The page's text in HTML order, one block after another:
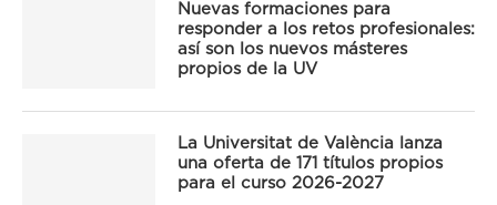
Nuevas formaciones para
responder a los retos profesionales:
así son los nuevos másteres
propios de la UV
La Universitat de València lanza
una oferta de 171 títulos propios
para el curso 2026-2027